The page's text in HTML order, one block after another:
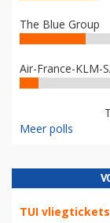
The Blue Group
Air-France-KLM-
Meer polls
TUI vliegtickets